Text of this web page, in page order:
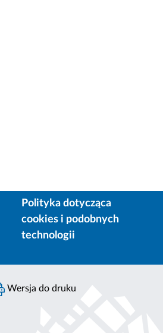
Polityka dotycząca
cookies i podobnych
technologii
Wersja do druku